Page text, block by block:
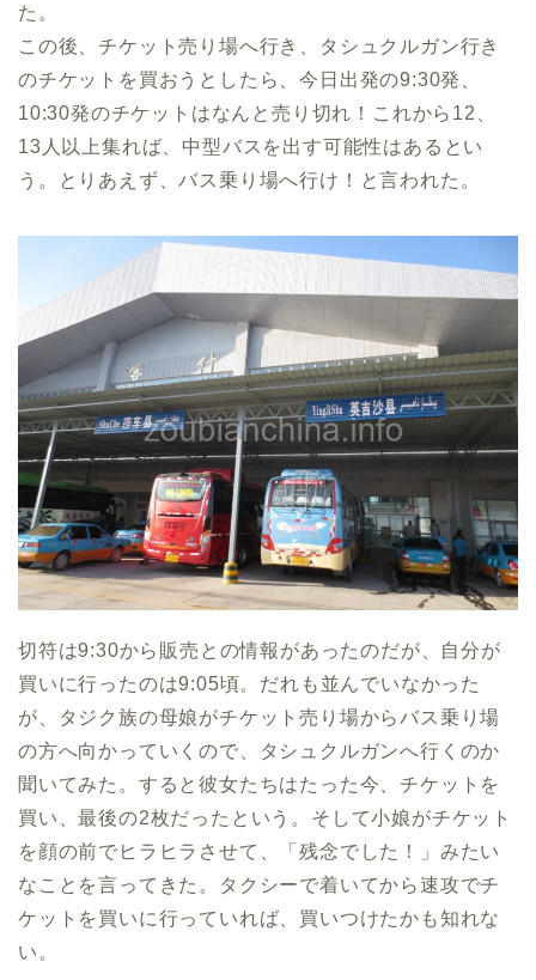
た。
この後、チケット売り場へ行き、タシュクルガン行き
のチケットを買おうとしたら、今日出発の9:30発、
10:30発のチケットはなんと売り切れ！これから12、
13人以上集れば、中型バスを出す可能性はあるとい
う。とりあえず、バス乗り場へ行け！と言われた。
切符は9:30から販売との情報があったのだが、自分が
買いに行ったのは9:05頃。だれも並んでいなかった
が、タジク族の母娘がチケット売り場からバス乗り場
の方へ向かっていくので、タシュクルガンへ行くのか
聞いてみた。すると彼女たちはたった今、チケットを
買い、最後の2枚だったという。そして小娘がチケット
を顔の前でヒラヒラさせて、「残念でした！」みたい
なことを言ってきた。タクシーで着いてから速攻でチ
ケットを買いに行っていれば、買いつけたかも知れな
い。